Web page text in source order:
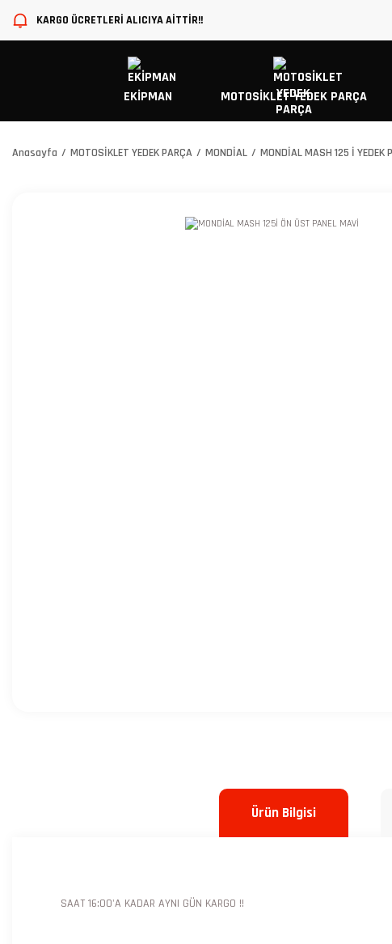
KARGO ÜCRETLERİ ALICIYA AİTTİR!!
EKİPMAN MOTOSİKLET YEDEK PARÇA
Anasayfa MOTOSİKLET YEDEK PARÇA MONDİAL MONDİAL MASH 125 İ YEDEK
Ürün Bilgisi
SAAT 16:00'A KADAR AYNI GÜN KARGO !!